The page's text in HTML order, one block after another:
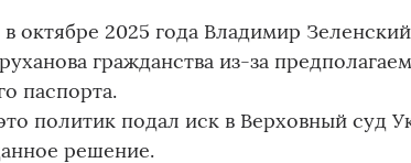
октябре 2025 года Владимир
гражданства из-за
паспорта.
политик подал иск в Верховный суд
решение.